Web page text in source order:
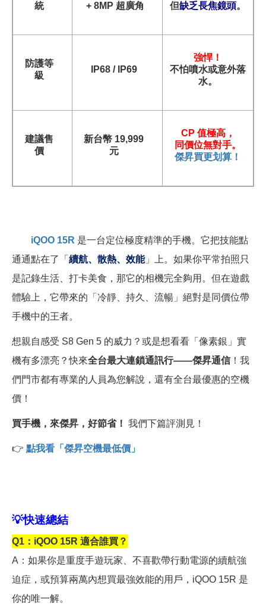
統
+ 8MP 超廣角
但缺乏長焦鏡頭。
防護等
級
IP68 / IP69
強悍！
不怕噴水或意外落
水。
建議售
價
新台幣 19,999
元
CP 值極高，
同價位無對手。
傑昇買更划算！
iQOO 15R 是一台定位極度精準的手機。它把技能點
通通點在了「 續航、散熱、效能」上。如果你平常拍照只
是記錄生活、打卡美食，那它的相機完全夠用。但在遊戲
體驗上，它帶來的「冷靜、持久、流暢」絕對是同價位帶
手機中的王者。
想親自感受 S8 Gen 5 的威力？或是想看看「像素銀」實
機有多漂亮？快來全台最大連鎖通訊行——傑昇通信！我
們門市都有專業的人員為您解說，還有全台最優惠的空機
價！
買手機，來傑昇，好節省！ 我們下篇評測見！
👉 點我看「傑昇空機最低價」
💡快速總結
Q1 ：iQOO 15R 適合誰買？
A ：如果你是重度手遊玩家、不喜歡帶行動電源的續航強
迫症，或預算兩萬內想買最強效能的用戶，iQOO 15R 是
你的唯一解。